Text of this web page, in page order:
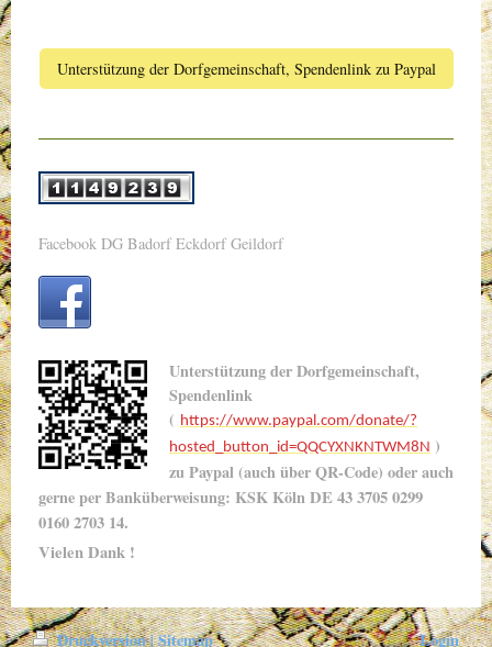
Unterstützung der Dorfgemeinschaft, Spendenlink zu Paypal
Facebook DG Badorf Eckdorf Geildorf
Unterstützung der Dorfgemeinschaft,
Spendenlink
( https://www.paypal.com/donate/?
hosted_button_id=QQCYXNKNTWM8N )
zu Paypal (auch über QR-Code) oder auch
gerne per Banküberweisung: KSK KölnDE 43 3705 0299
0160 2703 14.
Vielen Dank !
Druckversion| Sitemap Login